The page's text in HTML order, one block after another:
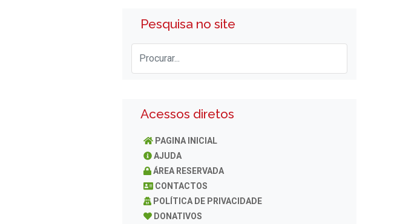
Pesquisa no site
Acessos diretos
PAGINA INICIAL
AJUDA
ÁREA RESERVADA
CONTACTOS
POLÍTICA DE PRIVACIDADE
DONATIVOS